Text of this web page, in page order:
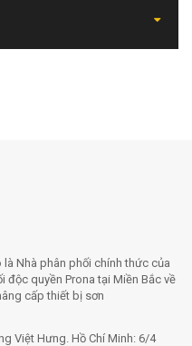
là Nhà phân phối chính thức của
độc quyền Prona tại Miền Bắc về
cấp thiết bị sơn
Việt Hưng. Hồ Chí Minh: 6/4